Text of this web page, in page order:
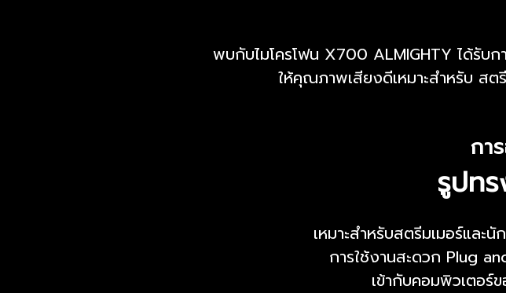
พบกับไมโครโฟน X700 ALMIGHTY ได้รับก
ให้คุณภาพเสียงดีเหมาะสำหรับ ส
กา
รูปท
เหมาะสำหรับสตรีมเมอร์และ
การใช้งานสะดวก Plug
เข้ากับคอมพิวเตอร์